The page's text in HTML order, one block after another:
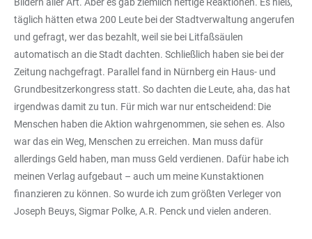
täglich hätten etwa 200 Leute bei der Stadtverwaltung angerufen
und gefragt, wer das bezahlt, weil sie bei Litfaßsäulen
automatisch an die Stadt dachten. Schließlich haben sie bei der
Zeitung nachgefragt. Parallel fand in Nürnberg ein Haus- und
Grundbesitzerkongress statt. So dachten die Leute, aha, das hat
irgendwas damit zu tun. Für mich war nur entscheidend: Die
Menschen haben die Aktion wahrgenommen, sie sehen es. Also
war das ein Weg, Menschen zu erreichen. Man muss dafür
allerdings Geld haben, man muss Geld verdienen. Dafür habe ich
meinen Verlag aufgebaut – auch um meine Kunstaktionen
finanzieren zu können. So wurde ich zum größten Verleger von
Joseph Beuys, Sigmar Polke, A.R. Penck und vielen anderen.